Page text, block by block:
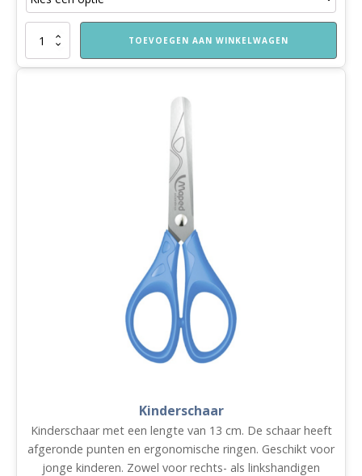
Kamer
krijt
TOEVOEGEN AAN WINKELWAGEN
Kinderschaar
Kinderschaar met een lengte van 13 cm. De schaar heeft
afgeronde punten en ergonomische ringen. Geschikt voor
jonge kinderen. Zowel voor rechts- als linkshandigen